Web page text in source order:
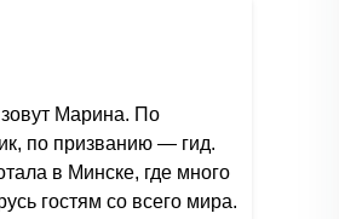
Марина. По
по призванию — гид.
в Минске, где много
гостям со всего мира.